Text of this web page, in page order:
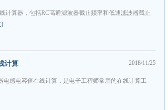
计算器，包括RC高通滤波器截止频率和低通滤波器截止
]
2018/11/25
计算
感电容值在线计算，是电子工程师常用的在线计算工